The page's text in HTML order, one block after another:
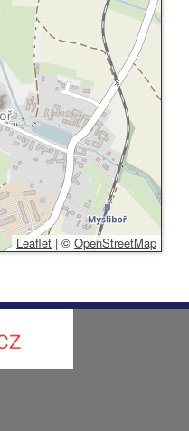
Leaflet | © OpenStreetMap